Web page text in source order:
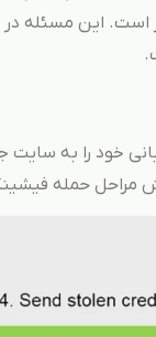
است. این مسئله در
خود را به سایت
مراحل حمله